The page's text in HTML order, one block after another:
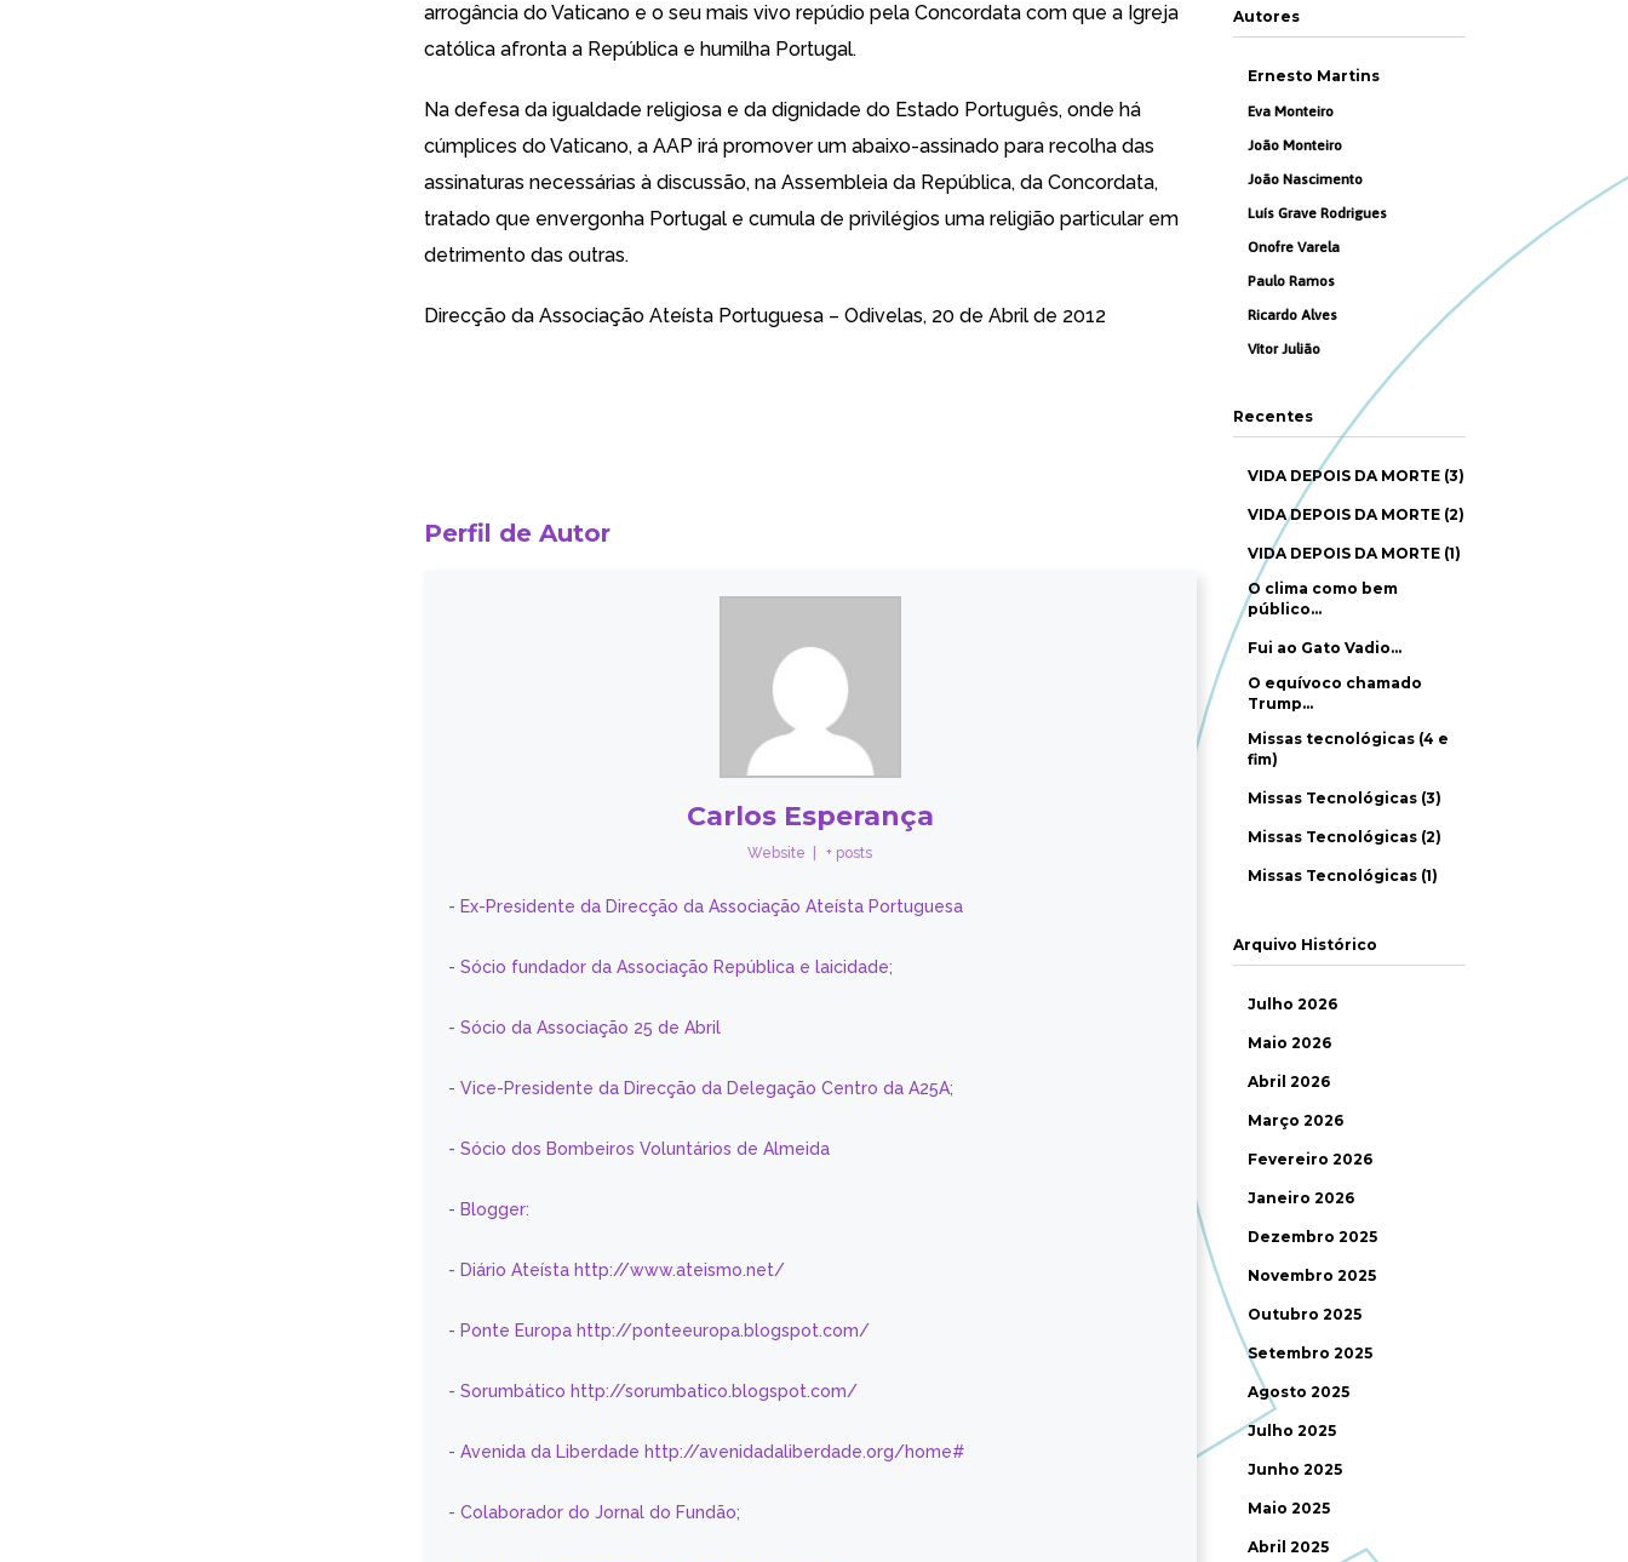
arrogância do Vaticano e o seu mais vivo repúdio pela Concordata com que a Igreja
católica afronta a República e humilha Portugal.
Na defesa da igualdade religiosa e da dignidade do Estado Português, onde há
cúmplices do Vaticano, a AAP irá promover um abaixo-assinado para recolha das
assinaturas necessárias à discussão, na Assembleia da República, da Concordata,
tratado que envergonha Portugal e cumula de privilégios uma religião particular em
detrimento das outras.
Direcção da Associação Ateísta Portuguesa – Odivelas, 20 de Abril de 2012
Perfil de Autor
Carlos Esperança
Website + posts
- Ex-Presidente da Direcção da Associação Ateísta Portuguesa
- Sócio fundador da Associação República e laicidade;
- Sócio da Associação 25 de Abril
- Vice-Presidente da Direcção da Delegação Centro da A25A;
- Sócio dos Bombeiros Voluntários de Almeida
- Blogger:
- Diário Ateísta http://www.ateismo.net/
- Ponte Europa http://ponteeuropa.blogspot.com/
- Sorumbático http://sorumbatico.blogspot.com/
- Avenida da Liberdade http://avenidadaliberdade.org/home#
- Colaborador do Jornal do Fundão;
Autores
Ernesto Martins
Eva Monteiro
João Monteiro
João Nascimento
Luís Grave Rodrigues
Onofre Varela
Paulo Ramos
Ricardo Alves
Vítor Julião
Recentes
VIDA DEPOIS DA MORTE (3)
VIDA DEPOIS DA MORTE (2)
VIDA DEPOIS DA MORTE (1)
O clima como bem
público…
Fui ao Gato Vadio…
O equívoco chamado
Trump…
Missas tecnológicas (4 e
fim)
Missas Tecnológicas (3)
Missas Tecnológicas (2)
Missas Tecnológicas (1)
Arquivo Histórico
Julho 2026
Maio 2026
Abril 2026
Março 2026
Fevereiro 2026
Janeiro 2026
Dezembro 2025
Novembro 2025
Outubro 2025
Setembro 2025
Agosto 2025
Julho 2025
Junho 2025
Maio 2025
Abril 2025